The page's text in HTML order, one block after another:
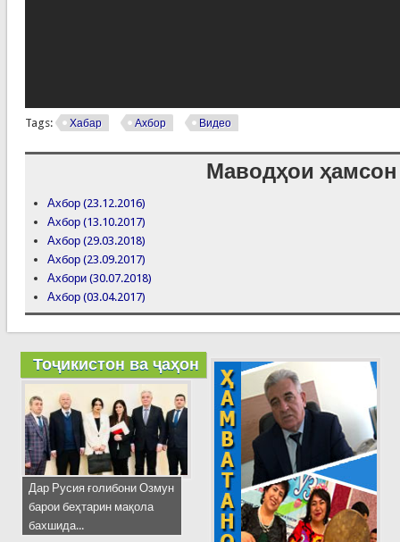
Tags: Хабар Ахбор Видео
Маводҳои ҳамсон
Ахбор (23.12.2016)
Ахбор (13.10.2017)
Ахбор (29.03.2018)
Ахбор (23.09.2017)
Ахбори (30.07.2018)
Ахбор (03.04.2017)
Тоҷикистон ва ҷаҳон
Дар Русия ғолибони Озмун
барои беҳтарин мақола
бахшида...